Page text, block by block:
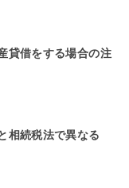
貸借をする場合の注
相続税法で異なる